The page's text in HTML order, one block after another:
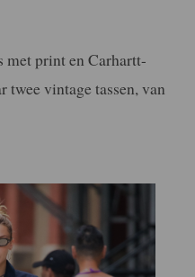
met print en Carhartt-
twee vintage tassen, van